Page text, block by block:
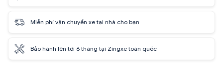
Miễn phí vận chuyển xe tại nhà cho bạn
Bảo hành lên tới 6 tháng tại Zingxe toàn quốc